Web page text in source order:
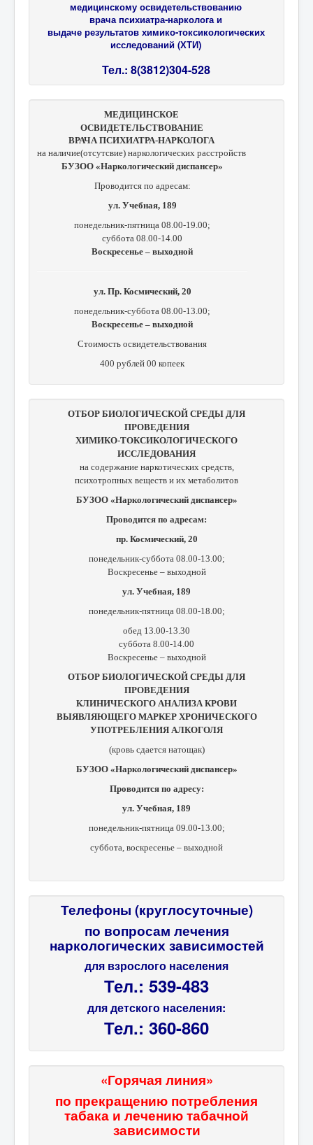
медицинскому освидетельствованию
врача психиатра-нарколога и
выдаче результатов химико-токсикологических
исследований (ХТИ)
Тел.: 8(3812)304-528
МЕДИЦИНСКОЕ
ОСВИДЕТЕЛЬСТВОВАНИЕ
ВРАЧА ПСИХИАТРА-НАРКОЛОГА
на наличие(отсутсвие) наркологических расстройств
БУЗОО «Наркологический диспансер»
Проводится по адресам:
ул. Учебная, 189
понедельник-пятница 08.00-19.00;
суббота 08.00-14.00
Воскресенье – выходной
ул. Пр. Космический, 20
понедельник-суббота 08.00-13.00;
Воскресенье – выходной
Стоимость освидетельствования
400 рублей 00 копеек
ОТБОР БИОЛОГИЧЕСКОЙ СРЕДЫ ДЛЯ
ПРОВЕДЕНИЯ
ХИМИКО-ТОКСИКОЛОГИЧЕСКОГО
ИССЛЕДОВАНИЯ
на содержание наркотических средств,
психотропных веществ и их метаболитов
БУЗОО «Наркологический диспансер»
Проводится по адресам:
пр. Космический, 20
понедельник-суббота 08.00-13.00;
Воскресенье – выходной
ул. Учебная, 189
понедельник-пятница 08.00-18.00;
обед 13.00-13.30
суббота 8.00-14.00
Воскресенье – выходной
ОТБОР БИОЛОГИЧЕСКОЙ СРЕДЫ ДЛЯ
ПРОВЕДЕНИЯ
КЛИНИЧЕСКОГО АНАЛИЗА КРОВИ
ВЫЯВЛЯЮЩЕГО МАРКЕР ХРОНИЧЕСКОГО
УПОТРЕБЛЕНИЯ АЛКОГОЛЯ
(кровь сдается натощак)
БУЗОО «Наркологический диспансер»
Проводится по адресу:
ул. Учебная, 189
понедельник-пятница 09.00-13.00;
суббота, воскресенье – выходной
Телефоны (круглосуточные)
по вопросам лечения
наркологических зависимостей
для взрослого населения
Тел.: 539-483
для детского населения:
Тел.: 360-860
«Горячая линия»
по прекращению потребления
табака и лечению табачной
зависимости